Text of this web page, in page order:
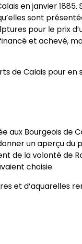
en janvier
sont
pour le prix
et achevé,
de Calais pour en
Bourgeois de
un aperçu du
de la volonté de
choisie.
et d’aquarelles